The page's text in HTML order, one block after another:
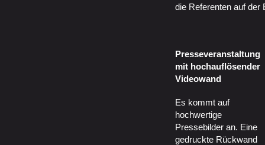
die Referenten auf der
Presseveranstaltung
mit hochauflösender
Videowand
Es kommt auf
hochwertige
Pressebilder an. Eine
gedruckte Rückwand